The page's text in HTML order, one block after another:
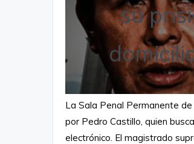
su
La Sala Penal Permanente
por Pedro Castillo, quien
electrónico. El magistrado